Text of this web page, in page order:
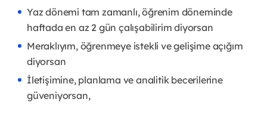
Yaz dönemi tam zamanlı, öğrenim döneminde
haftada en az 2 gün çalışabilirim diyorsan
Meraklıyım, öğrenmeye istekli ve gelişime açığım
diyorsan
İletişimine, planlama ve analitik becerilerine
güveniyorsan,